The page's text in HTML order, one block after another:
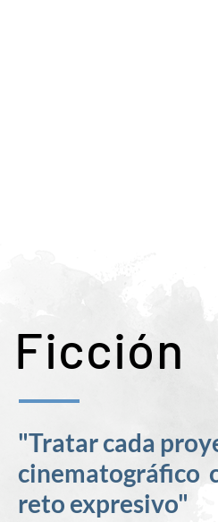
"Tratar cada
cinematográfico
reto expresivo"
Ficción